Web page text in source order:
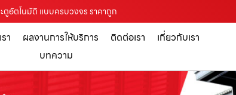
ตูอัตโนมัติ แบบครบวงจร ราคาถูก
า ผลงานการให้บริการ ติดต่อเรา
เกี่ยวกับเรา
บทความ